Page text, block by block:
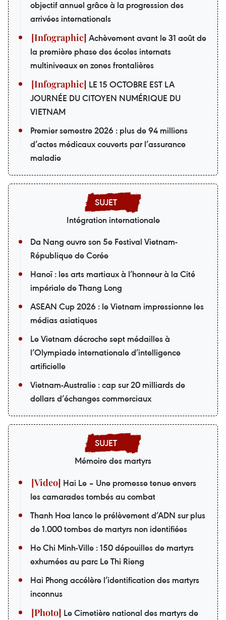
objectif annuel grâce à la progression des
arrivées internationals
Achèvement avant le 31 août de
la première phase des écoles internats
multiniveaux en zones frontalières
LE 15 OCTOBRE EST LA
JOURNÉE DU CITOYEN NUMÉRIQUE DU
VIETNAM
Premier semestre 2026 : plus de 94 millions
d’actes médicaux couverts par l’assurance
maladie
Intégration internationale
Da Nang ouvre son 5e Festival Vietnam-
République de Corée
Hanoï : les arts martiaux à l’honneur à la Cité
impériale de Thang Long
ASEAN Cup 2026 : le Vietnam impressionne les
médias asiatiques
Le Vietnam décroche sept médailles à
l’Olympiade internationale d’intelligence
artificielle
Vietnam-Australie : cap sur 20 milliards de
dollars d’échanges commerciaux
Mémoire des martyrs
Hai Le – Une promesse tenue envers
les camarades tombés au combat
Thanh Hoa lance le prélèvement d’ADN sur plus
de 1.000 tombes de martyrs non identifiées
Ho Chi Minh-Ville : 150 dépouilles de martyrs
exhumées au parc Le Thi Rieng
Hai Phong accélère l’identification des martyrs
inconnus
Le Cimetière national des martyrs de